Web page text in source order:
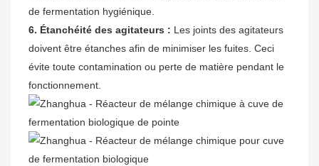
de fermentation hygiénique.
6. Étanchéité des agitateurs : Les joints des agitateurs
doivent être étanches afin de minimiser les fuites. Ceci
évite toute contamination ou perte de matière pendant le
fonctionnement.